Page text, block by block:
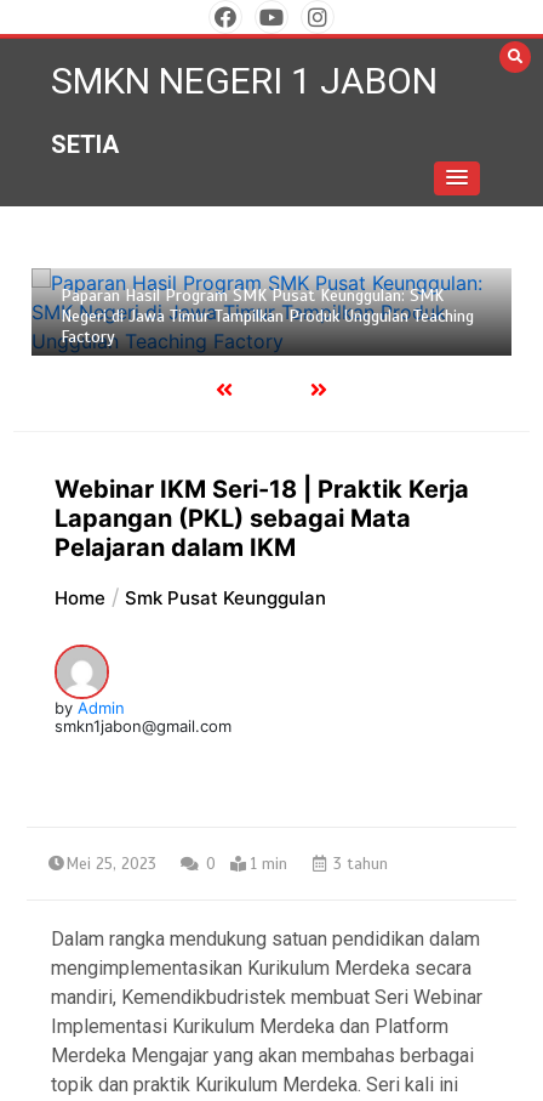
SMKN NEGERI 1 JABON
SETIA
Paparan Hasil Program SMK Pusat Keunggulan: SMK
Negeri di Jawa Timur Tampilkan Produk Unggulan Teaching
Factory
Webinar IKM Seri-18 | Praktik Kerja
Lapangan (PKL) sebagai Mata
Pelajaran dalam IKM
Home Smk Pusat Keunggulan
by Admin
smkn1jabon@gmail.com
Mei 25, 2023 0 1 min 3 tahun
Dalam rangka mendukung satuan pendidikan dalam
mengimplementasikan Kurikulum Merdeka secara
mandiri, Kemendikbudristek membuat Seri Webinar
Implementasi Kurikulum Merdeka dan Platform
Merdeka Mengajar yang akan membahas berbagai
topik dan praktik Kurikulum Merdeka. Seri kali ini